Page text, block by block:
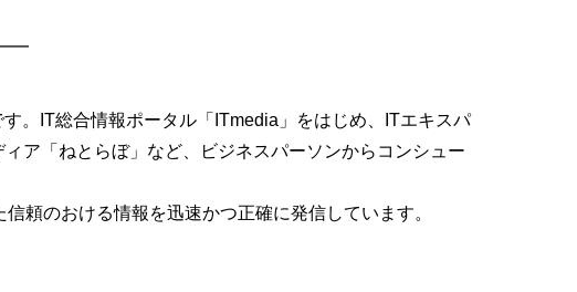
。IT総合情報ポータル「ITmedia」をはじめ、ITエキスパ
ア「ねとらぼ」など、ビジネスパーソンからコンシュー
頼のおける情報を迅速かつ正確に発信しています。